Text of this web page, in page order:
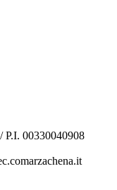
P.I. 00330040908